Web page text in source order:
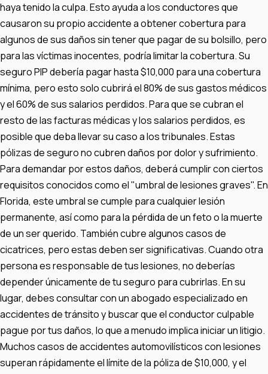
haya tenido la culpa. Esto ayuda a los conductores que
causaron su propio accidente a obtener cobertura para
algunos de sus daños sin tener que pagar de su bolsillo, pero
para las víctimas inocentes, podría limitar la cobertura. Su
seguro PIP debería pagar hasta $10,000 para una cobertura
mínima, pero esto solo cubrirá el 80% de sus gastos médicos
y el 60% de sus salarios perdidos. Para que se cubran el
resto de las facturas médicas y los salarios perdidos, es
posible que deba llevar su caso a los tribunales. Estas
pólizas de seguro no cubren daños por dolor y sufrimiento.
Para demandar por estos daños, deberá cumplir con ciertos
requisitos conocidos como el "umbral de lesiones graves". En
Florida, este umbral se cumple para cualquier lesión
permanente, así como para la pérdida de un feto o la muerte
de un ser querido. También cubre algunos casos de
cicatrices, pero estas deben ser significativas. Cuando otra
persona es responsable de tus lesiones, no deberías
depender únicamente de tu seguro para cubrirlas. En su
lugar, debes consultar con un abogado especializado en
accidentes de tránsito y buscar que el conductor culpable
pague por tus daños, lo que a menudo implica iniciar un litigio.
Muchos casos de accidentes automovilísticos con lesiones
superan rápidamente el límite de la póliza de $10,000, y el